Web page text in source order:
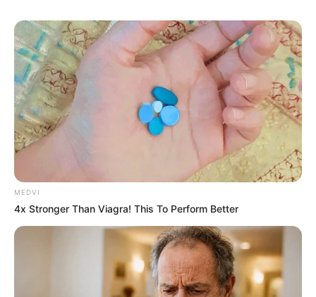
MEDVI
4x Stronger Than Viagra! This To Perform Better